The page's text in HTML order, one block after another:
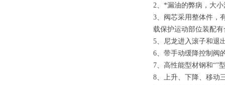
2、 *漏油的弊病，大
3、 阀芯采用整体件，
载保护运动部位装配
5、 尼龙进入滚子和退
6、 带手动缓降控制阀
7、 高性能型材钢和“”
8、 上升、下降、移动